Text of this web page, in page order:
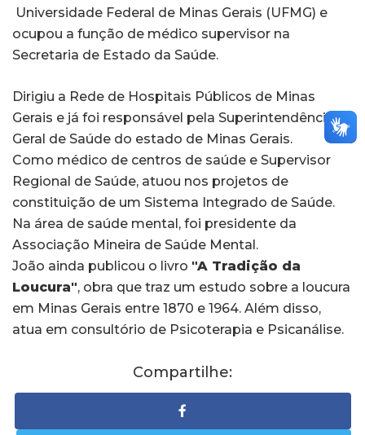
Universidade Federal de Minas Gerais (UFMG) e
ocupou a função de médico supervisor na
Secretaria de Estado da Saúde.
Dirigiu a Rede de Hospitais Públicos de Minas
Gerais e já foi responsável pela Superintendência
Geral de Saúde do estado de Minas Gerais.
Como médico de centros de saúde e Supervisor
Regional de Saúde, atuou nos projetos de
constituição de um Sistema Integrado de Saúde.
Na área de saúde mental, foi presidente da
Associação Mineira de Saúde Mental.
João ainda publicou o livro "A Tradição da
Loucura", obra que traz um estudo sobre a loucura
em Minas Gerais entre 1870 e 1964. Além disso,
atua em consultório de Psicoterapia e Psicanálise.
Compartilhe: